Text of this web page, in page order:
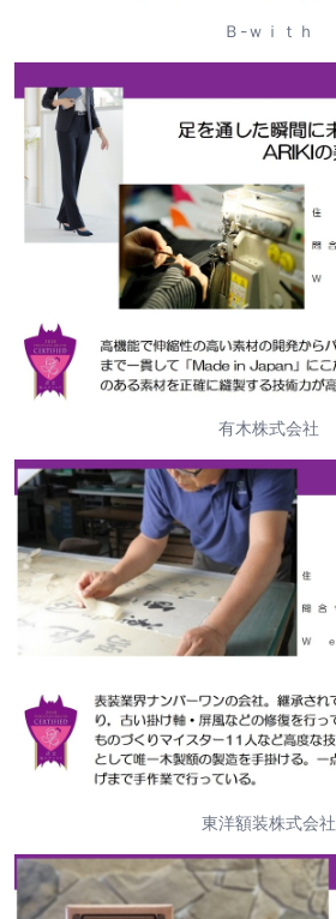
Ｂ-ｗｉｔｈ
有木株式会社
東洋額装株式会社